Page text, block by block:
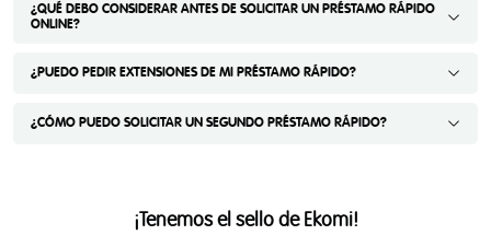
¿QUÉ DEBO CONSIDERAR ANTES DE SOLICITAR UN PRÉSTAMO RÁPIDO
ONLINE?
¿PUEDO PEDIR EXTENSIONES DE MI PRÉSTAMO RÁPIDO?
¿CÓMO PUEDO SOLICITAR UN SEGUNDO PRÉSTAMO RÁPIDO?
¡Tenemos el sello de Ekomi!